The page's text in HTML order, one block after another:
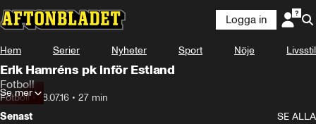
Logga in
Hem Serier Nyheter Sport Nöje Livsstil
Erik Hamréns pk inför Estland
Fotboll
Fotboll•18.07.16 • 27 min
Se mer
Senast
SE ALLA